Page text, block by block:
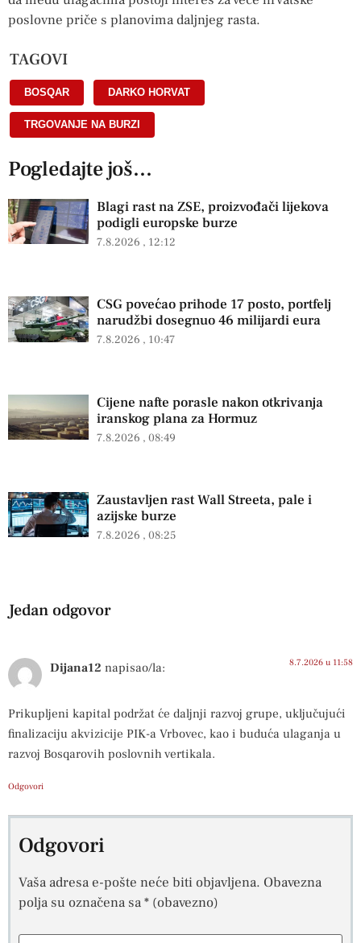
poslovne priče s planovima daljnjeg rasta.
TAGOVI
BOSQAR DARKO HORVAT
TRGOVANJE NA BURZI
Pogledajte još...
Blagi rast na ZSE, proizvođači lijekova
podigli europske burze
7.8.2026 12:12
CSG povećao prihode 17 posto, portfelj
narudžbi dosegnuo 46 milijardi eura
7.8.2026 10:47
Cijene nafte porasle nakon otkrivanja
iranskog plana za Hormuz
7.8.2026 08:49
Zaustavljen rast Wall Streeta, pale i
azijske burze
7.8.2026 08:25
Jedan odgovor
Dijana12 napisao/la: 8.7.2026 u 11:58
Prikupljeni kapital podržat će daljnji razvoj grupe, uključujući
finalizaciju akvizicije PIK-a Vrbovec, kao i buduća ulaganja u
razvoj Bosqarovih poslovnih vertikala.
Odgovori
Odgovori
Vaša adresa e-pošte neće biti objavljena. Obavezna
polja su označena sa* (obavezno)